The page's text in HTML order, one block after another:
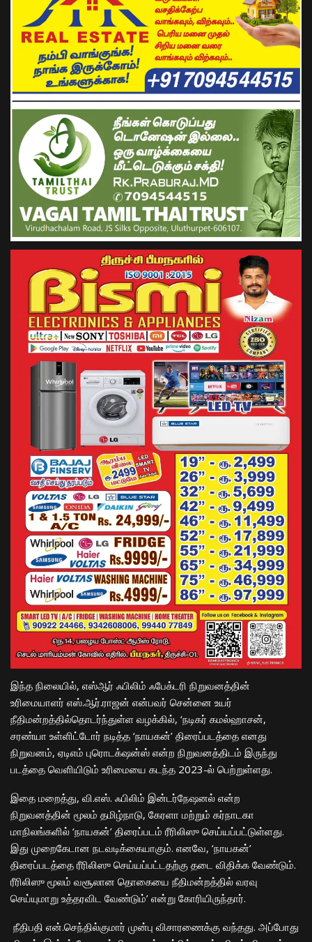
இந்த நிலையில், எஸ்ஆர் ஃபிலிம் ஃபேக்டரி நிறுவனத்தின்
உரிமையாளர் எஸ்.ஆர்.ராஜன் என்பவர் சென்னை உயர்
நீதிமன்றத்தில்தொடர்ந்துள்ள வழக்கில், ‘நடிகர் கமல்ஹாசன்,
சரண்யா உள்ளிட்டோர் நடித்த ‘நாயகன்’ திரைப்படத்தை எனது
நிறுவனம், ஏடிஎம் புரொடக்‌ஷன்ஸ் என்ற நிறுவனத்திடம் இருந்து
படத்தை வெளியிடும் உரிமையை கடந்த 2023-ல் பெற்றுள்ளது.
இதை மறைத்து, வி.எஸ். ஃபிலிம் இன்டர்நேஷனல் என்ற
நிறுவனத்தின் மூலம் தமிழ்நாடு, கேரளா மற்றும் கர்நாடகா
மாநிலங்களில் ‘நாயகன்’ திரைப்படம் ரீரிலிஸு செய்யப்பட்டுள்ளது.
இது முறைகேடான நடவடிக்கையாகும். எனவே, ‘நாயகன்’
திரைப்படத்தை ரீரிலிஸு செய்யப்பட்டதற்கு தடை விதிக்க வேண்டும்.
ரீரிலிஸு மூலம் வசூலான தொகையை நீதிமன்றத்தில் வரவு
செய்யுமாறு உத்தரவிட வேண்டும்’ என்று கோரியிருந்தார்.
நீதிபதி என்.செந்தில்குமார் முன்பு விசாரணைக்கு வந்தது. அப்போது